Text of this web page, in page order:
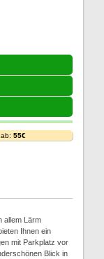
55€
allem Lärm
Ihnen ein
mit Parkplatz vor
Blick in